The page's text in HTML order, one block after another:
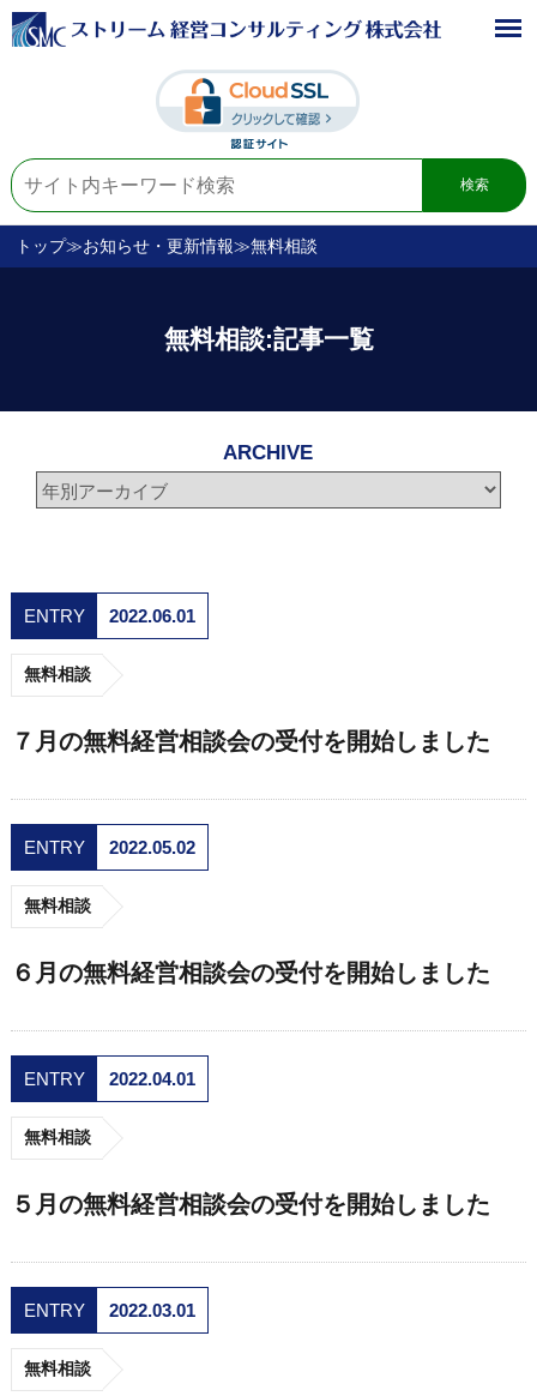
検索
トップ≫お知らせ・更新情報≫無料相談
無料相談:記事一覧
ARCHIVE
ENTRY 2022.06.01
無料相談
７月の無料経営相談会の受付を開始しました
ENTRY 2022.05.02
無料相談
６月の無料経営相談会の受付を開始しました
ENTRY 2022.04.01
無料相談
５月の無料経営相談会の受付を開始しました
ENTRY 2022.03.01
無料相談